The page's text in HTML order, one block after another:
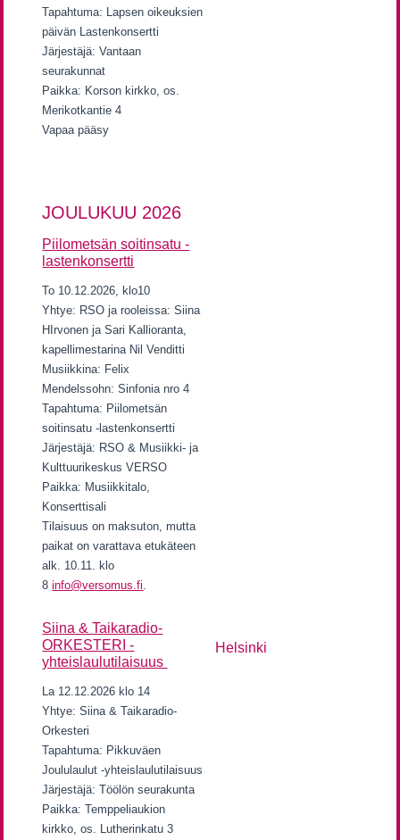
Tapahtuma: Lapsen oikeuksien
päivän Lastenkonsertti
Järjestäjä: Vantaan
seurakunnat
Paikka: Korson kirkko, os.
Merikotkantie 4
Vapaa pääsy
JOULUKUU 2026
Piilometsän soitinsatu -
lastenkonsertti
To 10.12.2026, klo10
Yhtye: RSO ja rooleissa: Siina
HIrvonen ja Sari Kallioranta,
kapellimestarina Nil Venditti
Musiikkina: Felix
Mendelssohn: Sinfonia nro 4
Tapahtuma: Piilometsän
soitinsatu -lastenkonsertti
Järjestäjä: RSO & Musiikki- ja
Kulttuurikeskus VERSO
Paikka: Musiikkitalo,
Konserttisali
Tilaisuus on maksuton, mutta
paikat on varattava etukäteen
alk. 10.11. klo
8info@versomus.fi
Siina & Taikaradio-
ORKESTERI -
yhteislaulutilaisuus
La 12.12.2026 klo 14
Yhtye: Siina & Taikaradio-
Orkesteri
Tapahtuma: Pikkuväen
Joululaulut -yhteislaulutilaisuus
Järjestäjä: Töölön seurakunta
Paikka: Temppeliaukion
kirkko, os. Lutherinkatu 3
Helsinki